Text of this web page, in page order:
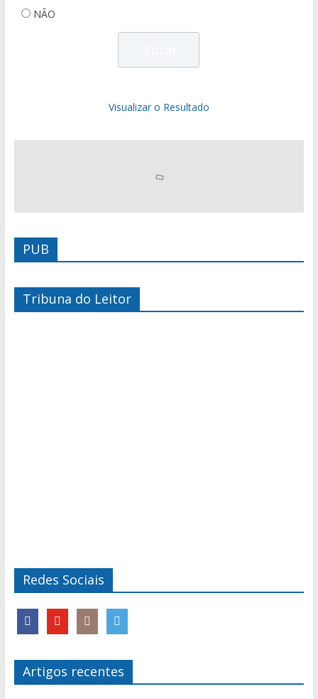
NÃO
Visualizar o Resultado
PUB
Tribuna do Leitor
Redes Sociais
Artigos recentes